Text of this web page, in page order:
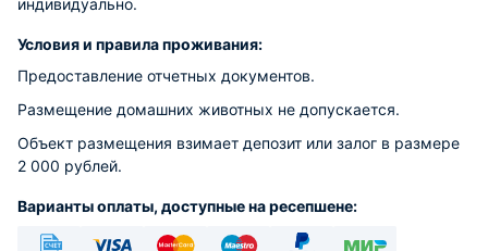
индивидуально.
Условия и правила проживания:
Предоставление отчетных документов.
Размещение домашних животных не допускается.
Объект размещения взимает депозит или залог в размере
2 000 рублей.
Варианты оплаты, доступные на ресепшене: